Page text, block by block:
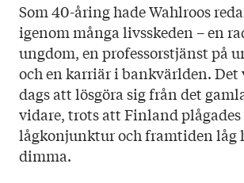
Som 40-åring hade Wahlroos
igenom många livsskeden – en
ungdom, en professorstjänst på
och en karriär i bankvärlden. Det
dags att lösgöra sig från det
vidare, trots att Finland plågades
lågkonjunktur och framtiden låg
dimma.